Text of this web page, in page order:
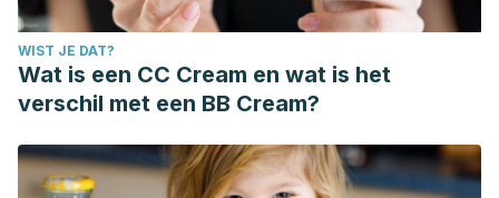
WIST JE DAT?
Wat is een CC Cream en wat is het
verschil met een BB Cream?